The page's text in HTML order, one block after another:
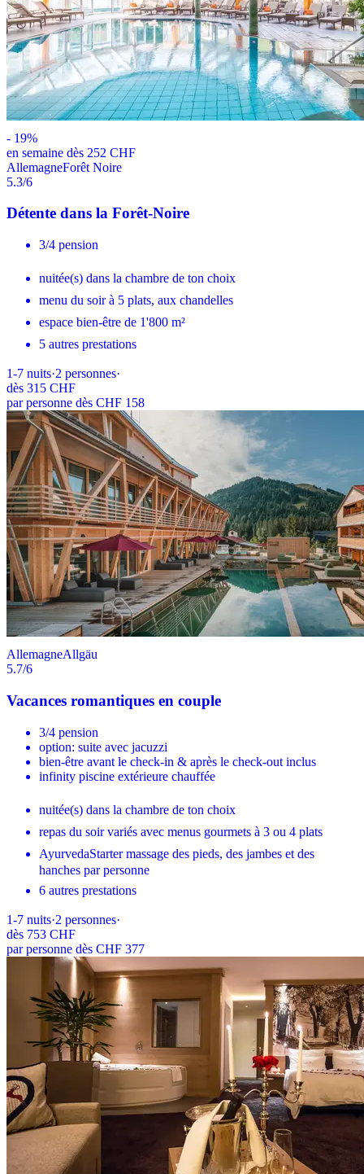
- 19%
en semaine dès 252 CHF
AllemagneForêt Noire
5.3/6
Détente dans la Forêt-Noire
3/4 pension
nuitée(s) dans la chambre de ton choix
menu du soir à 5 plats, aux chandelles
espace bien-être de 1'800 m²
5 autres prestations
1-7 nuits·2 personnes·
dès 315 CHF
par personne dès CHF 158
AllemagneAllgäu
5.7/6
Vacances romantiques en couple
3/4 pension
option: suite avec jacuzzi
bien-être avant le check-in & après le check-out inclus
infinity piscine extérieure chauffée
nuitée(s) dans la chambre de ton choix
repas du soir variés avec menus gourmets à 3 ou 4 plats
AyurvedaStarter massage des pieds, des jambes et des
hanches par personne
6 autres prestations
1-7 nuits·2 personnes·
dès 753 CHF
par personne dès CHF 377